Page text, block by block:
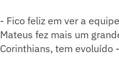
- Fico feliz em ver a
Mateus fez mais um
Corinthians, tem evoluído